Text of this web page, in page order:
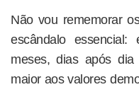
Não vou rememorar
escândalo
meses, dias após
maior aos valores